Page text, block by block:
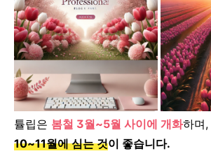
튤립은 봄철 3월~5월 사이에 개화하며,
10~11월에 심는 것이 좋습니다.